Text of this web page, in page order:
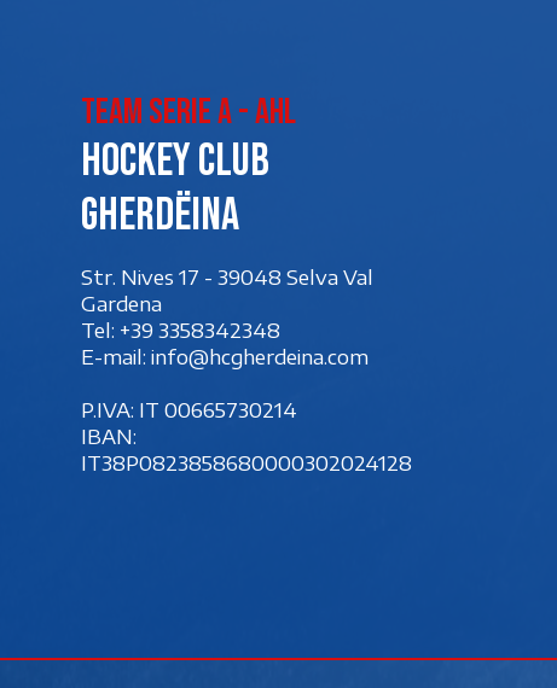
Team Serie A - AHL
Hockey club
Gherdëina
Str. Nives 17 - 39048 Selva Val
Gardena
Tel: +39 3358342348
E-mail: info@hcgherdeina.com
P.IVA: IT 00‍665730214
IBAN:
IT38P0823858680000302024128